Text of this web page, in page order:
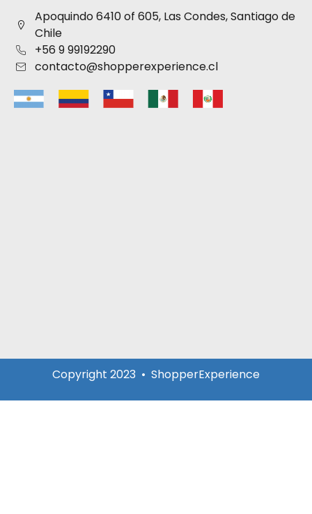
Apoquindo 6410 of 605, Las Condes, Santiago de
Chile
+56 9 99192290
contacto@shopperexperience.cl
Copyright 2023 • ShopperExperience